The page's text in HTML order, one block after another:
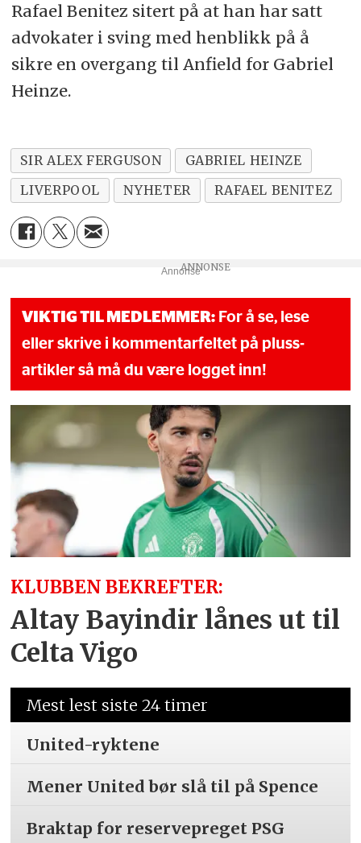
Rafael Benitez sitert på at han har satt
advokater i sving med henblikk på å
sikre en overgang til Anfield for Gabriel
Heinze.
SIR ALEX FERGUSON
GABRIEL HEINZE
LIVERPOOL
NYHETER RAFAEL BENITEZ
Annonse
VIKTIG TIL MEDLEMMER: For å se, lese
eller skrive i kommentarfeltet på pluss-
artikler så må du være logget inn!
KLUBBEN BEKREFTER:
Altay Bayindir lånes ut til
Celta Vigo
Mest lest siste 24 timer
United-ryktene
Mener United bør slå til på Spence
Braktap for reservepreget PSG